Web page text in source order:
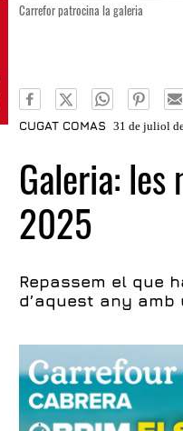
Carrefor patrocina la galeria
CUGAT COMAS 31 de juliol
Galeria: les
2025
Repassem el que
d’aquest any